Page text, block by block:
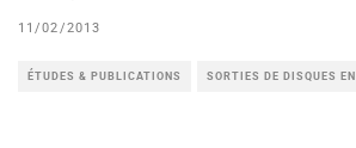
11/02/2013
ÉTUDES & PUBLICATIONS SORTIES DE DISQUES